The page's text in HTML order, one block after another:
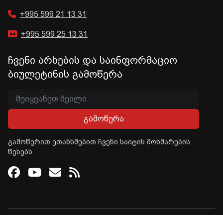
+995 599 21 13 31
+995 599 25 13 31
ჩვენი არხების და საინფორმაციო
ბიულეტინის გამოწერა
გამოწერა
გამოწერით ეთანხმებით ჩვენი საიტის მოხმარების
წესებს
Facebook
Youtube
Email
RSS